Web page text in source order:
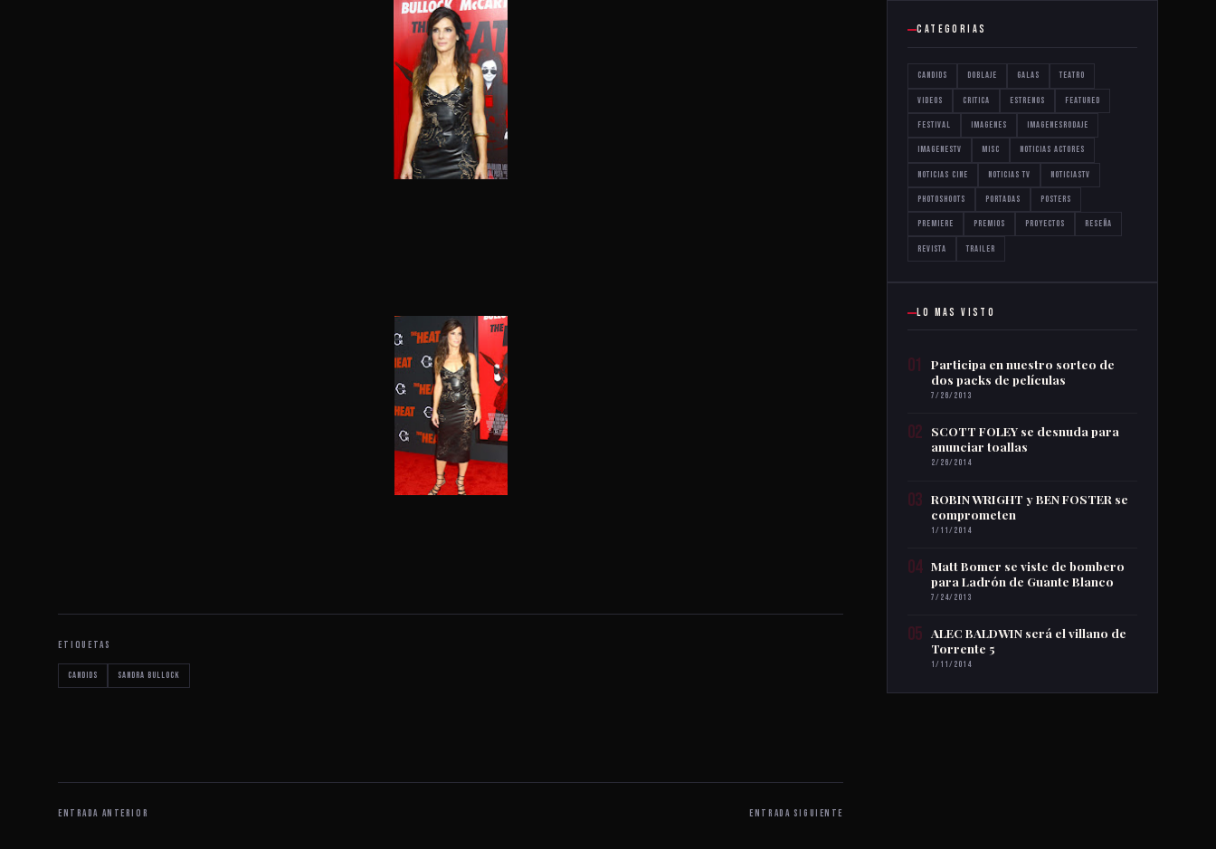
ETIQUETAS
Candids Sandra Bullock
ENTRADA ANTERIOR ENTRADA SIGUIENTE
CATEGORIAS
Candids Doblaje Galas Teatro
Videos critica estrenos featured
festival imagenes imagenesrodaje
imagenestv misc noticias actores
noticias cine noticias tv noticiastv
photoshoots portadas posters
premiere premios proyectos reseña
revista trailer
LO MAS VISTO
01
Participa en nuestro sorteo de
dos packs de películas
7/26/2013
02
SCOTT FOLEY se desnuda para
anunciar toallas
2/26/2014
03 ROBIN WRIGHT y BEN FOSTER se
comprometen
1/11/2014
04 Matt Bomer se viste de bombero
para Ladrón de Guante Blanco
7/24/2013
05
ALEC BALDWIN será el villano de
Torrente 5
1/11/2014